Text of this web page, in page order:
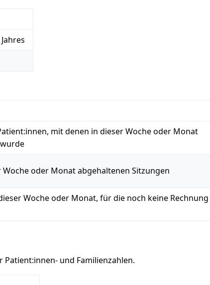
mit denen in dieser Woche oder Monat
oder Monat abgehaltenen Sitzungen
Woche oder Monat, für die noch keine Rechnung
und Familienzahlen.